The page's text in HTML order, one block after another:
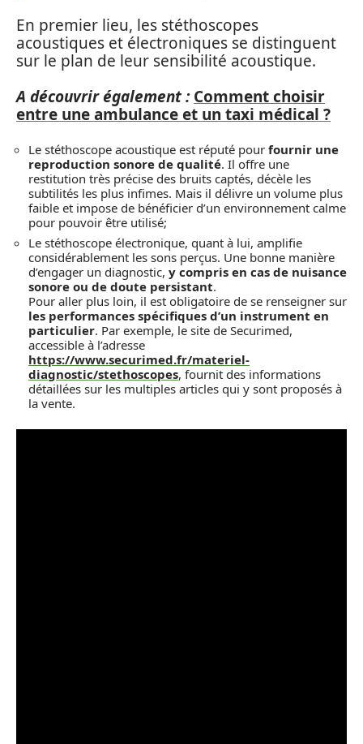
En premier lieu, les stéthoscopes
acoustiques et électroniques se distinguent
sur le plan de leur sensibilité acoustique.
A découvrir également : Comment choisir
entre une ambulance et un taxi médical ?
Le stéthoscope acoustique est réputé pour fournir une
reproduction sonore de qualité. Il offre une
restitution très précise des bruits captés, décèle les
subtilités les plus infimes. Mais il délivre un volume plus
faible et impose de bénéficier d’un environnement calme
pour pouvoir être utilisé;
Le stéthoscope électronique, quant à lui, amplifie
considérablement les sons perçus. Une bonne manière
d’engager un diagnostic, y compris en cas de nuisance
sonore ou de doute persistant.
Pour aller plus loin, il est obligatoire de se renseigner sur
les performances spécifiques d’un instrument en
particulier. Par exemple, le site de Securimed,
accessible à l’adresse
https://www.securimed.fr/materiel-
diagnostic/stethoscopes, fournit des informations
détaillées sur les multiples articles qui y sont proposés à
la vente.